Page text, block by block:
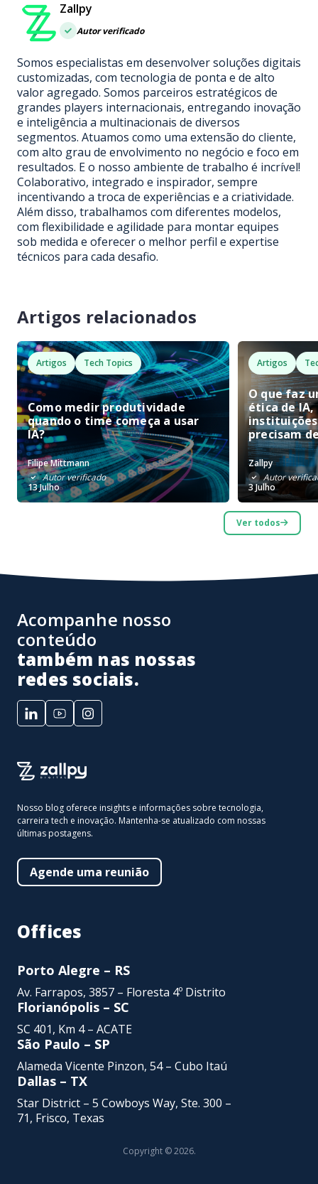
Zallpy
Autor verificado
Somos especialistas em desenvolver soluções digitais
customizadas, com tecnologia de ponta e de alto
valor agregado. Somos parceiros estratégicos de
grandes players internacionais, entregando inovação
e inteligência a multinacionais de diversos
segmentos. Atuamos como uma extensão do cliente,
com alto grau de envolvimento no negócio e foco em
resultados. E o nosso ambiente de trabalho é incrível!
Colaborativo, integrado e inspirador, sempre
incentivando a troca de experiências e a criatividade.
Além disso, trabalhamos com diferentes modelos,
com flexibilidade e agilidade para montar equipes
sob medida e oferecer o melhor perfil e expertise
técnicos para cada desafio.
Artigos relacionados
Artigos Tech Topics
Como medir produtividade
quando o time começa a usar
IA?
Filipe Mittmann
Autor verificado
13 Julho
Artigos
O que faz
ética de IA,
precisam
Zallpy
Autor
3 Julho
Ver todos
Acompanhe nosso
conteúdo
também nas nossas
redes sociais.
Nosso blog oferece insights e informações sobre tecnologia,
carreira tech e inovação. Mantenha-se atualizado com nossas
últimas postagens.
Agende uma reunião
Offices
Porto Alegre – RS
Av. Farrapos, 3857 – Floresta 4º Distrito
Florianópolis – SC
SC 401, Km 4 – ACATE
São Paulo – SP
Alameda Vicente Pinzon, 54 – Cubo Itaú
Dallas – TX
Star District – 5 Cowboys Way, Ste. 300 –
71, Frisco, Texas
Copyright © 2026.